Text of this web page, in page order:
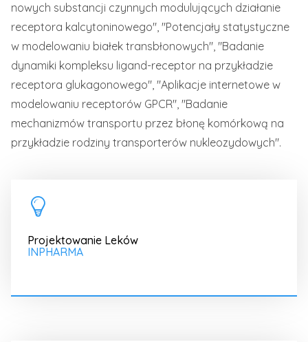
nowych substancji czynnych modulujących działanie
receptora kalcytoninowego", "Potencjały statystyczne
w modelowaniu białek transbłonowych", "Badanie
dynamiki kompleksu ligand-receptor na przykładzie
receptora glukagonowego", "Aplikacje internetowe w
modelowaniu receptorów GPCR", "Badanie
mechanizmów transportu przez błonę komórkową na
przykładzie rodziny transporterów nukleozydowych".
Projektowanie Leków
INPHARMA